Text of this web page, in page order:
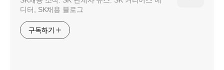
디터, SK채용 블로그
구독하기